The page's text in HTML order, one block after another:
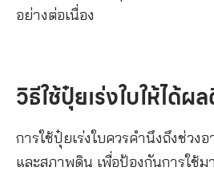
อย่างต่อเนื่อง
วิธีใช้ปุ๋ยเร่งใบให้ได้ผ
การใช้ปุ๋ยเร่งใบควรคำนึงถึงช่ว
และสภาพดิน เพื่อป้องกันการใช้ม